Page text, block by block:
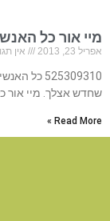
מיי אור כל
אפריל 23, 2013 אין
שחדש אצלך. מיי אור
Read More »